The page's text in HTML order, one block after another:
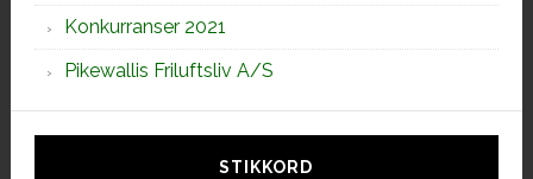
Konkurranser 2021
Pikewallis Friluftsliv A/S
STIKKORD